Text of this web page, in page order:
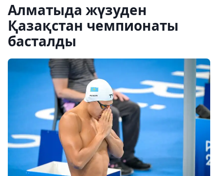
Алматыда жүзуден
Қазақстан чемпионаты
басталды